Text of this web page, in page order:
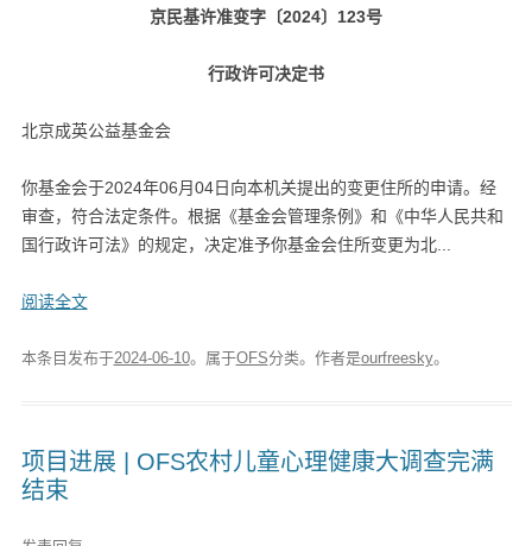
京民基许准变字〔2024〕123号
行政许可决定书
北京成英公益基金会
你基金会于2024年06月04日向本机关提出的变更住所的申请。经
审查，符合法定条件。根据《基金会管理条例》和《中华人民共和
国行政许可法》的规定，决定准予你基金会住所变更为北...
阅读全文
本条目发布于2024-06-10。属于OFS分类。 作者是ourfreesky。
项目进展 | OFS农村儿童心理健康大调查完满
结束